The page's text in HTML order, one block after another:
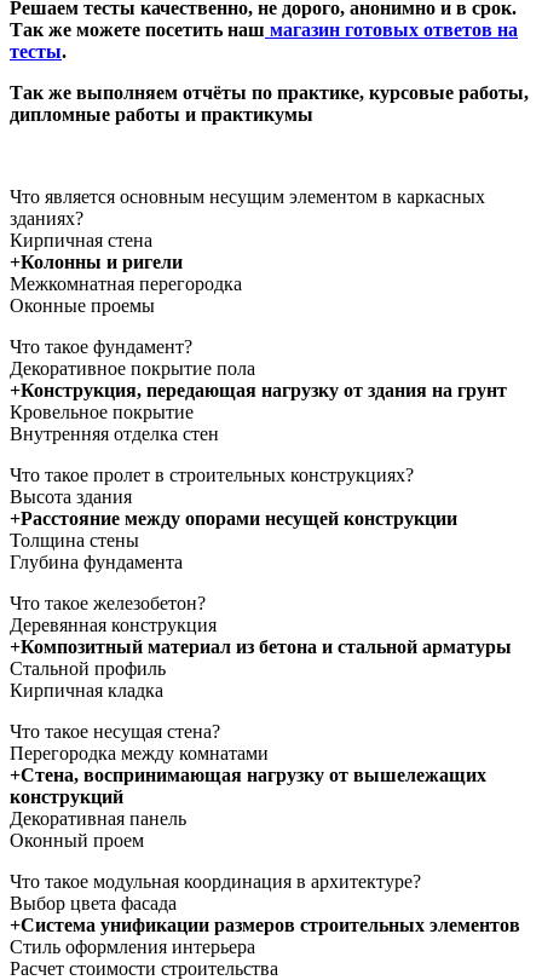
Решаем тесты качественно, не дорого, анонимно и в срок.
Так же можете посетить наш магазин готовых ответов на
тесты.
Так же выполняем отчёты по практике, курсовые работы,
дипломные работы и практикумы
Что является основным несущим элементом в каркасных
зданиях?
Кирпичная стена
+Колонны и ригели
Межкомнатная перегородка
Оконные проемы
Что такое фундамент?
Декоративное покрытие пола
+Конструкция, передающая нагрузку от здания на грунт
Кровельное покрытие
Внутренняя отделка стен
Что такое пролет в строительных конструкциях?
Высота здания
+Расстояние между опорами несущей конструкции
Толщина стены
Глубина фундамента
Что такое железобетон?
Деревянная конструкция
+Композитный материал из бетона и стальной арматуры
Стальной профиль
Кирпичная кладка
Что такое несущая стена?
Перегородка между комнатами
+Стена, воспринимающая нагрузку от вышележащих
конструкций
Декоративная панель
Оконный проем
Что такое модульная координация в архитектуре?
Выбор цвета фасада
+Система унификации размеров строительных элементов
Стиль оформления интерьера
Расчет стоимости строительства